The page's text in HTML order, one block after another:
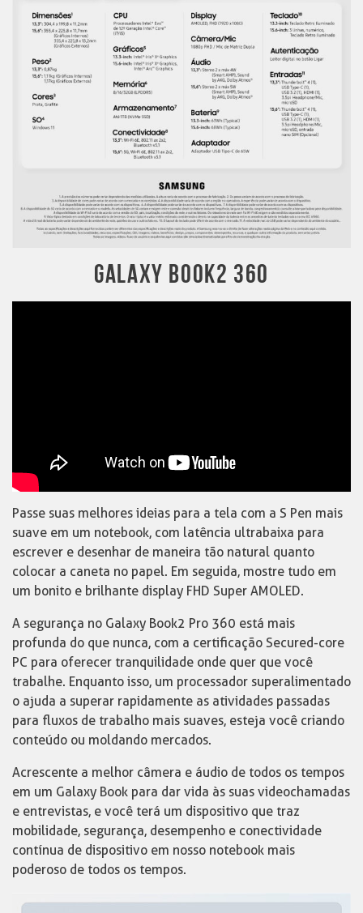
GALAXY BOOK2 360
Passe suas melhores ideias para a tela com a S Pen mais
suave em um notebook, com latência ultrabaixa para
escrever e desenhar de maneira tão natural quanto
colocar a caneta no papel. Em seguida, mostre tudo em
um bonito e brilhante display FHD Super AMOLED.
A segurança no Galaxy Book2 Pro 360 está mais
profunda do que nunca, com a certificação Secured-core
PC para oferecer tranquilidade onde quer que você
trabalhe. Enquanto isso, um processador superalimentado
o ajuda a superar rapidamente as atividades passadas
para fluxos de trabalho mais suaves, esteja você criando
conteúdo ou moldando mercados.
Acrescente a melhor câmera e áudio de todos os tempos
em um Galaxy Book para dar vida às suas videochamadas
e entrevistas, e você terá um dispositivo que traz
mobilidade, segurança, desempenho e conectividade
contínua de dispositivo em nosso notebook mais
poderoso de todos os tempos.